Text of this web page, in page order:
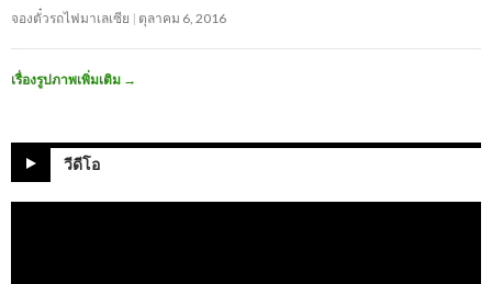
จองตั๋วรถไฟมาเลเซีย ตุลาคม 6, 2016
เรื่องรูปภาพเพิ่มเติม →
วีดีโอ